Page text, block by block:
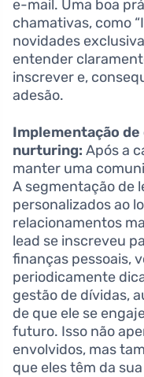
e-mail. Uma boa
chamativas, como
novidades
entender
inscrever e,
adesão.
Implementação de
nurturing: Após a
manter uma
A segmentação de
personalizados ao
relacionamentos
lead se inscreveu
finanças pessoais,
periodicamente
gestão de dívidas,
de que ele se
futuro. Isso não
envolvidos, mas
que eles têm da